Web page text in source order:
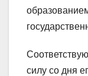
силу со дня